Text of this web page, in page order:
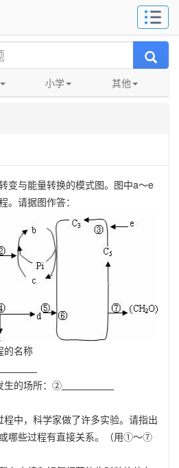
小学 其他
变与能量转换的模式图。图中a～e
请据图作答：
的名称
生的场所：②
中，科学家做了许多实验。请指出
哪些过程有直接关系。（用①～⑦